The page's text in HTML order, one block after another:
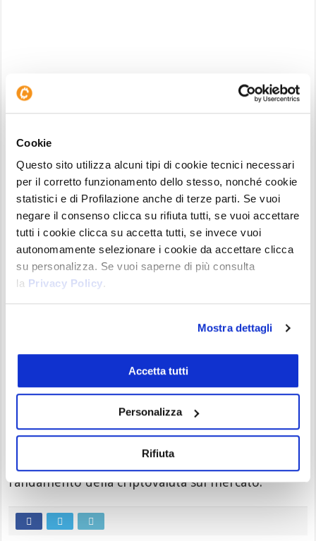
Cookie
Questo sito utilizza alcuni tipi di cookie tecnici necessari
per il corretto funzionamento dello stesso, nonché cookie
statistici e di Profilazione anche di terze parti. Se vuoi
negare il consenso clicca su rifiuta tutti, se vuoi accettare
tutti i cookie clicca su accetta tutti, se invece vuoi
autonomamente selezionare i cookie da accettare clicca
su personalizza. Se vuoi saperne di più consulta
la Privacy Policy.
Mostra dettagli
Accetta tutti
Personalizza
Rifiuta
Bitcoin, livelli di liquidazione
Ricordiamo che queste sono letture che
riguardano esclusivamente ilbreve periodo
. Per
un’interpretazione su time frame più ampi
dovremmo considerare anche lo sfondo
macroeconomico dei mercati, valutare le
prossime mosse della FED sul fronte della politica
monetaria, osservare l’andamento dei flussi di
di redditività dei partecipanti all’interno del
Attenzione soprattutto al grafico
una forte correlazione con i prezzi di Bitcoin,
segno che la domanda che arriva dagli Stati Uniti
continua a rappresentare un driver centrale per
l’andamento della criptovaluta sul mercato.